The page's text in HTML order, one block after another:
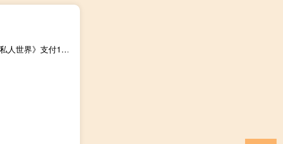
辐射76贝塞斯达（贝塞斯达希望你每年能为《辐射76私人世界》支付100美元）